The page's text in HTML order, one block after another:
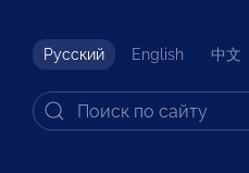
Русский English 中文